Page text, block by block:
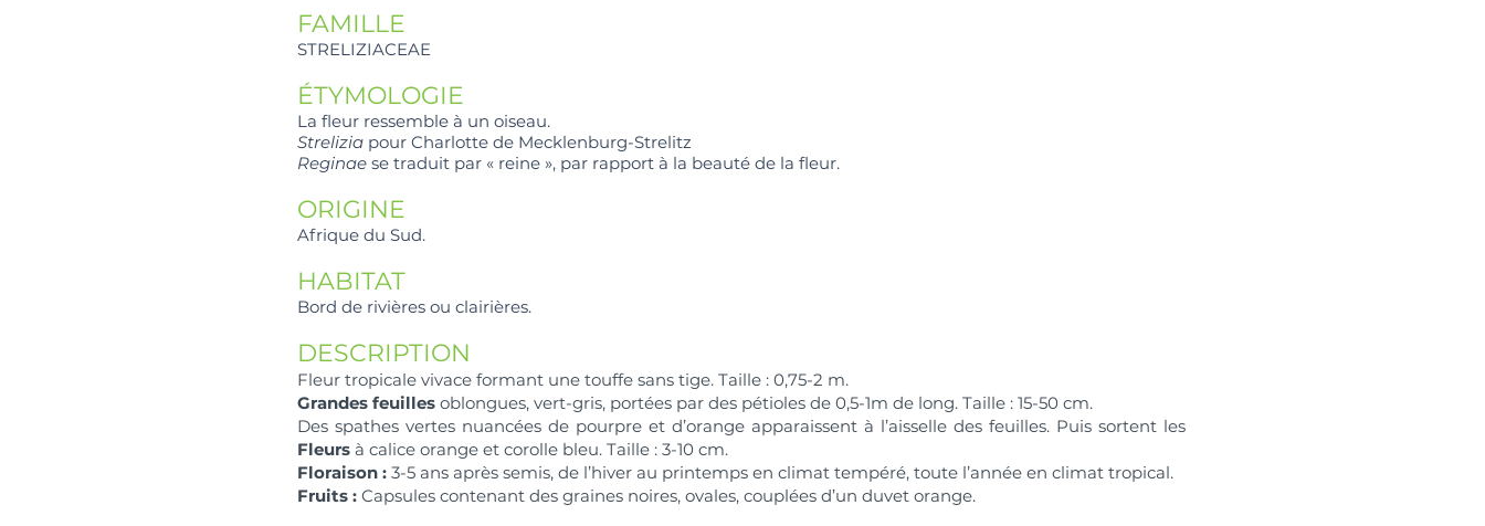
FAMILLE
STRELIZIACEAE
ÉTYMOLOGIE
La fleur ressemble à un oiseau.
Strelizia pour Charlotte de Mecklenburg-Strelitz
Reginae se traduit par « reine », par rapport à la beauté de la fleur.
ORIGINE
Afrique du Sud.
HABITAT
Bord de rivières ou clairières.
DESCRIPTION
Fleur tropicale vivace formant une touffe sans tige. Taille : 0,75-2 m.
Grandes feuilles oblongues, vert-gris, portées par des pétioles de 0,5-1m de long. Taille : 15-50 cm.
Des spathes vertes nuancées de pourpre et d’orange apparaissent à l’aisselle des feuilles. Puis sortent les
Fleurs à calice orange et corolle bleu. Taille : 3-10 cm.
Floraison : 3-5 ans après semis, de l’hiver au printemps en climat tempéré, toute l’année en climat tropical.
Fruits : Capsules contenant des graines noires, ovales, couplées d’un duvet orange.